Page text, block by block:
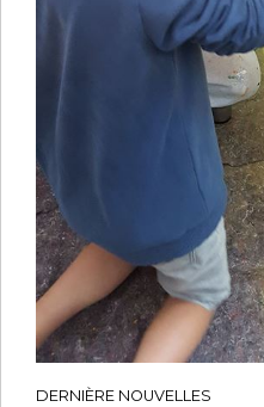
DERNIÈRE NOUVELLES